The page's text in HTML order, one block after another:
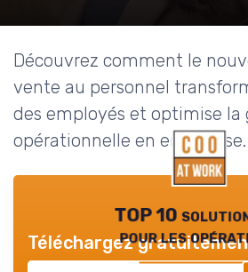
Découvrez comment le
vente au personnel
des employés et optimise la
opérationnelle en entreprise.
TOP 10
pour les
Téléchargez